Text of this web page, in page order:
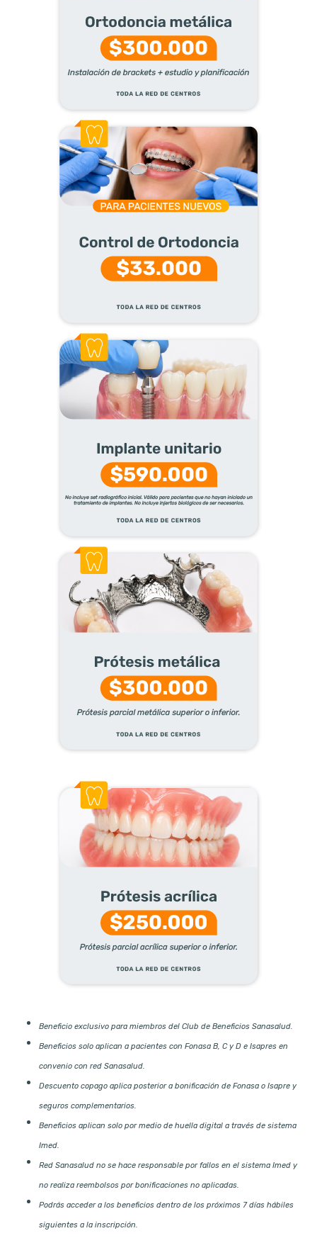
Beneficio exclusivo para miembros del Club de Beneficios Sanasalud.
Beneficios solo aplican a pacientes con Fonasa B, C y D e Isapres en
convenio con red Sanasalud.
Descuento copago aplica posterior a bonificación de Fonasa o Isapre y
seguros complementarios.
Beneficios aplican solo por medio de huella digital a través de sistema
Imed.
Red Sanasalud no se hace responsable por fallos en el sistema Imed y
no realiza reembolsos por bonificaciones no aplicadas.
Podrás acceder a los beneficios dentro de los próximos 7 días hábiles
siguientes a la inscripción.